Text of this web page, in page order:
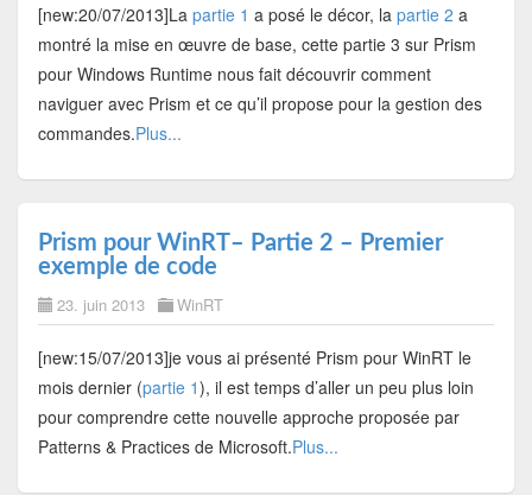
[new:20/07/2013]La partie 1 a posé le décor, la partie 2 a
montré la mise en œuvre de base, cette partie 3 sur Prism
pour Windows Runtime nous fait découvrir comment
naviguer avec Prism et ce qu’il propose pour la gestion des
commandes.Plus...
Prism pour WinRT– Partie 2 – Premier
exemple de code
23. juin 2013 WinRT
[new:15/07/2013]je vous ai présenté Prism pour WinRT le
mois dernier (partie 1), il est temps d’aller un peu plus loin
pour comprendre cette nouvelle approche proposée par
Patterns & Practices de Microsoft.Plus...